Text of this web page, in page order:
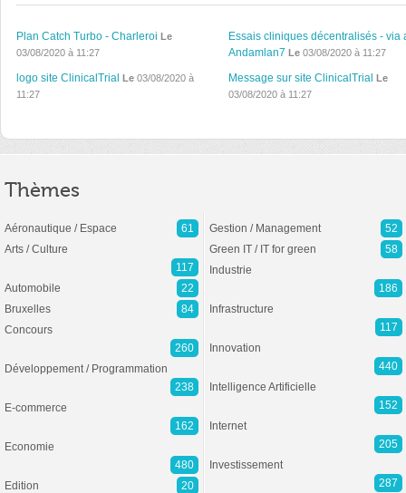
Plan Catch Turbo - Charleroi Le
03/08/2020 à 11:27
Essais cliniques décentralisés - via
Andamlan7 Le03/08/2020 à 11:27
logo site ClinicalTrial Le 03/08/2020 à
11:27
Message sur site ClinicalTrial Le
03/08/2020 à 11:27
Thèmes
Aéronautique / Espace
61
Arts / Culture
117
Automobile
22
Bruxelles
84
Concours
260
Développement / Programmation
238
E-commerce
162
Economie
480
Edition
20
Gestion / Management
52
Green IT / IT for green
58
Industrie
186
Infrastructure
117
Innovation
440
Intelligence Artificielle
152
Internet
205
Investissement
287